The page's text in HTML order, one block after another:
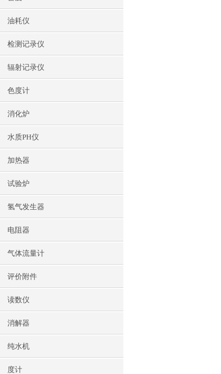
油耗仪
检测记录仪
辐射记录仪
色度计
消化炉
水质PH仪
加热器
试验炉
氢气发生器
电阻器
气体流量计
评价附件
读数仪
消解器
纯水机
度计